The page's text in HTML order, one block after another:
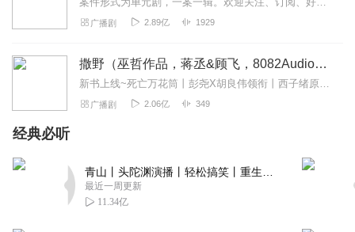
好的。人生五位嘛。
小明哥了个哥
这也叫结局？？？
回复 2020-04-12
雨后的彩虹_co9
好听😊好听😊支持，支持。
广播剧 2.89亿 1929
撒野（巫哲作品，蒋丞&顾飞，8082Audio制作）| 左肩有你原著
新书上线~死亡万花筒丨彭尧X胡良伟领衔丨西子绪原著丨灵异/悬疑/无限流多人有声剧点击跳转收听哦~喜提破亿！#撒野印象大调查#活动上线！>戳此参与<福利四：播...
广播剧 2.06亿 349
经典必听
最近一周更新
11.34亿